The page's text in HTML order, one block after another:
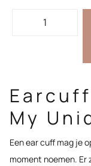
My
Een ear cuff mag je
moment noemen. Er